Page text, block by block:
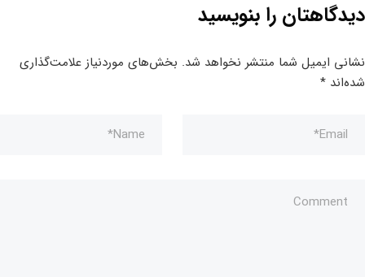
دیدگاهتان را بنویسید
نشانی ایمیل شما منتشر نخواهد شد. بخش‌های موردنیاز علامت‌گذاری
شده‌اند *